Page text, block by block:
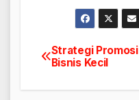
Navigasi
pos
Strategi Promosi
Bisnis Kecil